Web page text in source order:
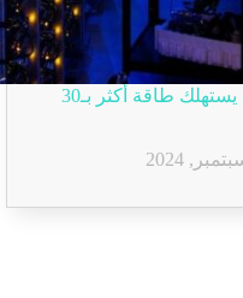
باحثة: الذكاء الاصطناعي يستهلك طاقة أكثر بـ30